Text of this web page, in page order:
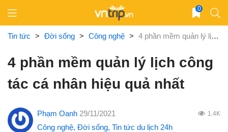
content
0
Tin tức > Đời sống > Công nghệ > 4 phần mềm quản lý lịch công tác cá nhân hiệu quả nhất
4 phần mềm quản lý lịch công
tác cá nhân hiệu quả nhất
Phạm Oanh 29/11/2021 1.4K
Công nghệ, Đời sống, Tin tức du lịch 24h